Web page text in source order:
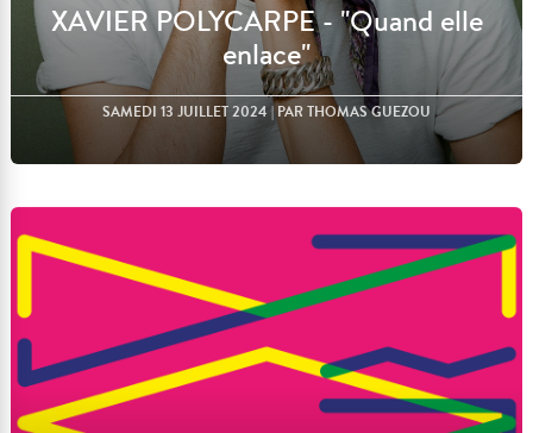
XAVIER POLYCARPE - "Quand elle
enlace"
SAMEDI 13 JUILLET 2024 | PAR THOMAS GUEZOU
Lire l'article